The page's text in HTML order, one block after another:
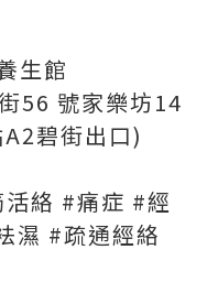
生館
56 號家樂坊14
碧街出口)
絡 #痛症 #經
濕 #疏通經絡